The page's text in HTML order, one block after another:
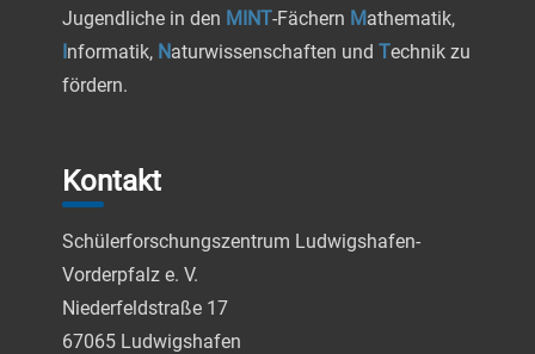
Jugendliche in den MINT-Fächern Mathematik,
Informatik, Naturwissenschaften undTechnik zu
fördern.
Kontakt
Schülerforschungszentrum Ludwigshafen-
Vorderpfalz e. V.
Niederfeldstraße 17
67065 Ludwigshafen